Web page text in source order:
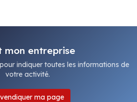
mon entreprise
indiquer toutes les informations de
votre activité.
ma page